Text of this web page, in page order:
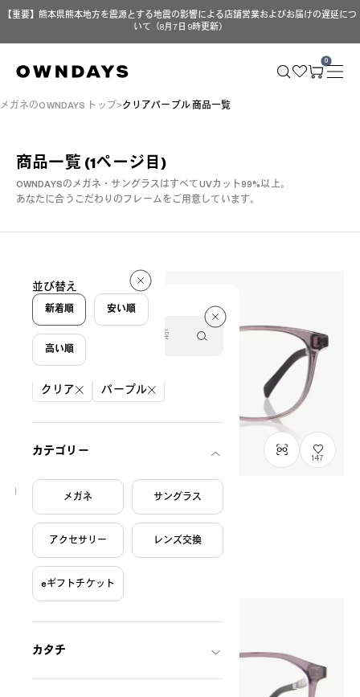
【重要】熊本県熊本地方を震源とする地震の影響による店舗営業およびお届けの遅延につ
いて（8月7日 9時更新）
0
メガネのOWNDAYS トップ クリアパープル 商品一覧
商品一覧(1ページ目)
OWNDAYSのメガネ・サングラスはすべてUVカット99%以上。
あなたに合うこだわりのフレームをご用意しています。
7 件
絞り込み条件
クリア パープル
カテゴリー
メガネ サングラス
アクセサリー レンズ交換
eギフトチケット
カタチ
並び替え
新着順 安い順
高い順
147
OWNDAYS | ESSENTIAL
FC2041N-5S
¥7,000